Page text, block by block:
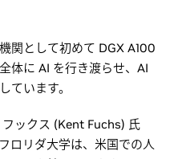
関として初めて DGX A100
体に AI を行き渡らせ、AI
ています。
ックス (Kent Fuchs) 氏
ロリダ大学は、米国での人